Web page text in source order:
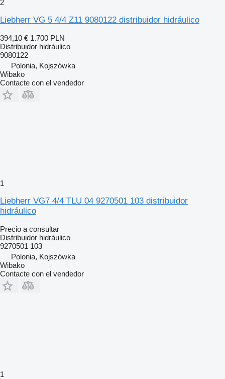
2
Liebherr VG 5 4/4 Z11 9080122 distribuidor hidráulico
394,10 € 1.700 PLN
Distribuidor hidráulico
9080122
Polonia, Kojszówka
Wibako
Contacte con el vendedor
1
Liebherr VG7 4/4 TLU 04 9270501 103 distribuidor
hidráulico
Precio a consultar
Distribuidor hidráulico
9270501 103
Polonia, Kojszówka
Wibako
Contacte con el vendedor
1